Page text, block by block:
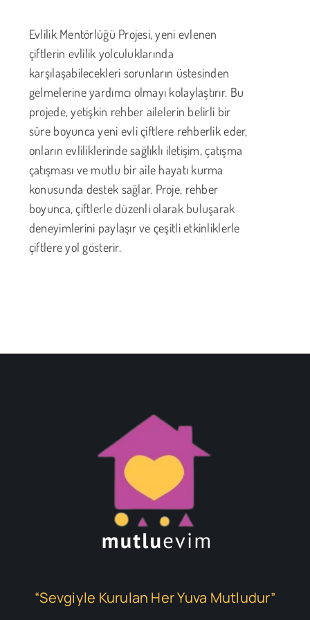
Evlilik Mentörlüğü Projesi, yeni evlenen
çiftlerin evlilik yolculuklarında
karşılaşabilecekleri sorunların üstesinden
gelmelerine yardımcı olmayı kolaylaştırır. Bu
projede, yetişkin rehber ailelerin belirli bir
süre boyunca yeni evli çiftlere rehberlik eder,
onların evliliklerinde sağlıklı iletişim, çatışma
çatışması ve mutlu bir aile hayatı kurma
konusunda destek sağlar. Proje, rehber
boyunca, çiftlerle düzenli olarak buluşarak
deneyimlerini paylaşır ve çeşitli etkinliklerle
çiftlere yol gösterir.
“Sevgiyle Kurulan Her Yuva Mutludur”